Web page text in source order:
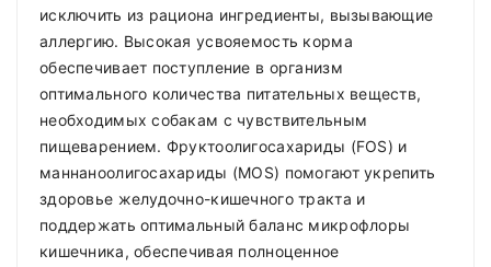
исключить из рациона ингредиенты, вызывающие
аллергию. Высокая усвояемость корма
обеспечивает поступление в организм
оптимального количества питательных веществ,
необходимых собакам с чувствительным
пищеварением. Фруктоолигосахариды (FOS) и
маннаноолигосахариды (MOS) помогают укрепить
здоровье желудочно-кишечного тракта и
поддержать оптимальный баланс микрофлоры
кишечника, обеспечивая полноценное